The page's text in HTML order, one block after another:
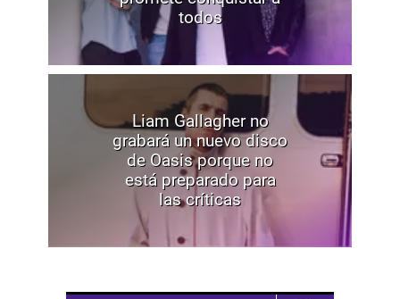
todos
Liam Gallagher no
grabará un nuevo disco
de Oasis porque no
está preparado para
las críticas